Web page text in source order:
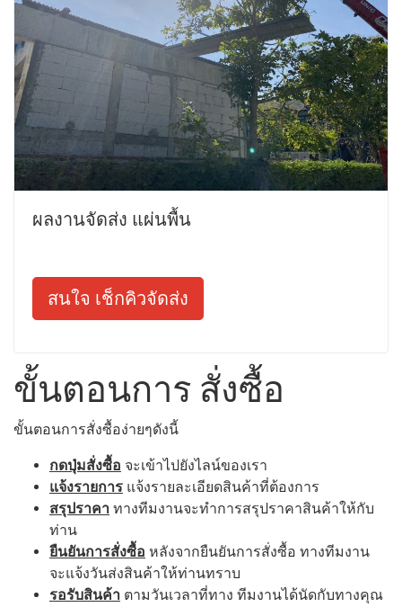
ผลงานจัดส่ง แผ่นพื้น
สนใจ เช็กคิวจัดส่ง
ขั้นตอนการ สั่งซื้อ
ขั้นตอนการสั่งซื้อง่ายๆดังนี้
กดปุ่มสั่งซื้อ จะเข้าไปยังไลน์ของเรา
แจ้งรายการ แจ้งรายละเอียดสินค้าที่ต้องการ
สรุปราคา ทางทีมงานจะทำการสรุปราคาสินค้าให้กับ
ท่าน
ยืนยันการสั่งซื้อ หลังจากยืนยันการสั่งซื้อ ทางทีมงาน
จะแจ้งวันส่งสินค้าให้ท่านทราบ
รอรับสินค้า ตามวันเวลาที่ทาง ทีมงานได้นัดกับทางคุณ